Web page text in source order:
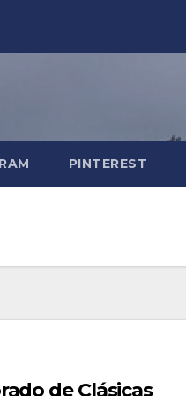
PINTEREST
de Clásicas